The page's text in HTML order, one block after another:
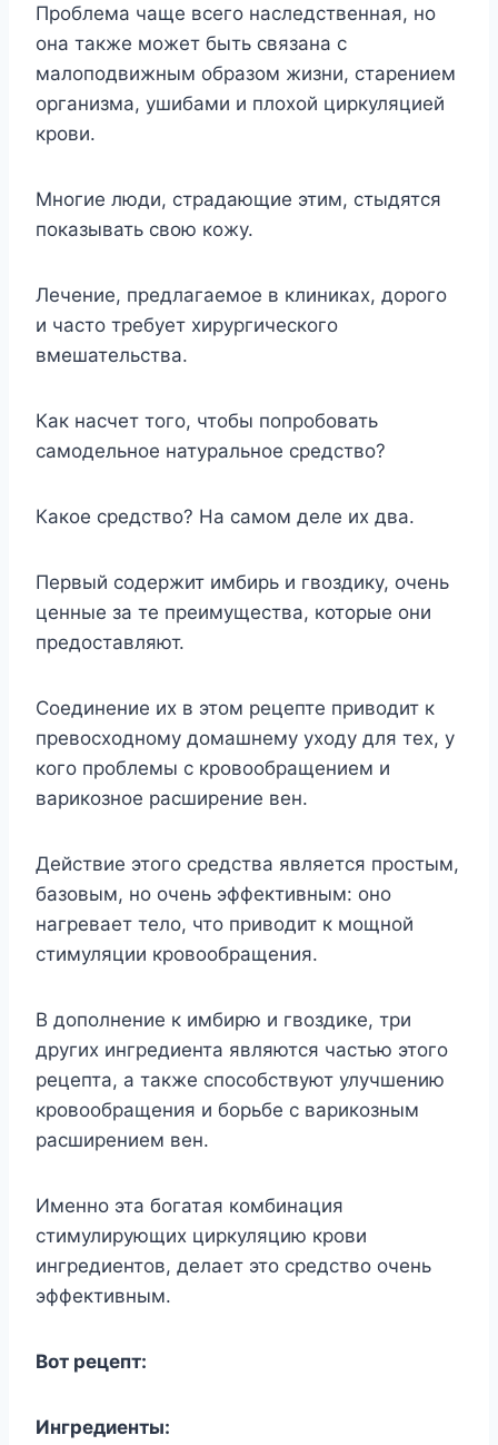
Проблема чаще всего наследственная, но
она также может быть связана с
малоподвижным образом жизни, старением
организма, ушибами и плохой циркуляцией
крови.
Многие люди, страдающие этим, стыдятся
показывать свою кожу.
Лечение, предлагаемое в клиниках, дорого
и часто требует хирургического
вмешательства.
Как насчет того, чтобы попробовать
самодельное натуральное средство?
Какое средство? На самом деле их два.
Первый содержит имбирь и гвоздику, очень
ценные за те преимущества, которые они
предоставляют.
Соединение их в этом рецепте приводит к
превосходному домашнему уходу для тех, у
кого проблемы с кровообращением и
варикозное расширение вен.
Действие этого средства является простым,
базовым, но очень эффективным: оно
нагревает тело, что приводит к мощной
стимуляции кровообращения.
В дополнение к имбирю и гвоздике, три
других ингредиента являются частью этого
рецепта, а также способствуют улучшению
кровообращения и борьбе с варикозным
расширением вен.
Именно эта богатая комбинация
стимулирующих циркуляцию крови
ингредиентов, делает это средство очень
эффективным.
Вот рецепт:
Ингредиенты: